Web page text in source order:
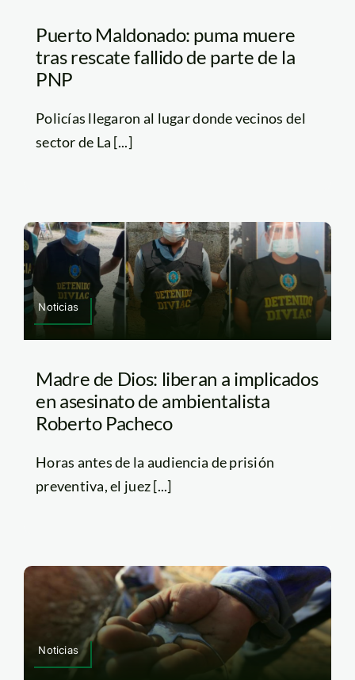
Puerto Maldonado: puma muere
tras rescate fallido de parte de la
PNP
Policías llegaron al lugar donde vecinos del
sector de La [...]
Noticias
Madre de Dios: liberan a implicados
en asesinato de ambientalista
Roberto Pacheco
Horas antes de la audiencia de prisión
preventiva, el juez [...]
Noticias